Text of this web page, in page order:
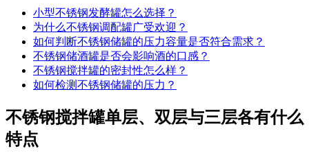
小型不锈钢发酵罐怎么选择？
为什么不锈钢调配罐广受欢迎？
如何判断不锈钢储罐的压力容量是否符合需求？
不锈钢储酒罐是否会影响酒的口感？
不锈钢搅拌罐的密封性怎么样？
如何检测不锈钢储罐的压力？
不锈钢搅拌罐单层、双层与三层各有什么
特点